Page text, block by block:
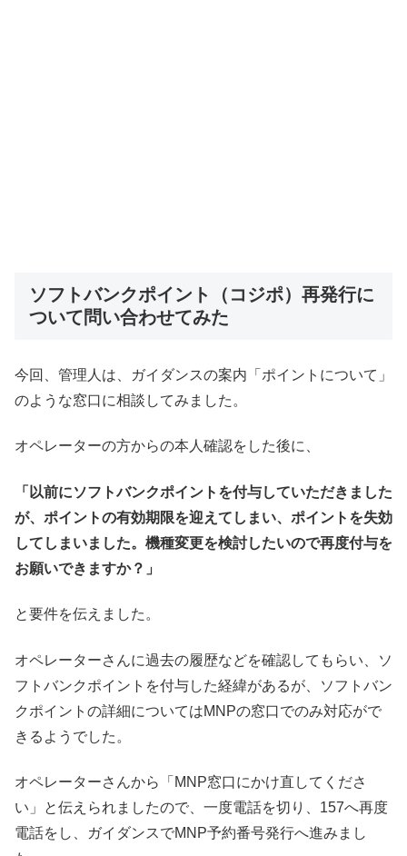
ソフトバンクポイント（コジポ）再発行に
ついて問い合わせてみた
今回、管理人は、ガイダンスの案内「ポイントについて」
のような窓口に相談してみました。
オペレーターの方からの本人確認をした後に、
「以前にソフトバンクポイントを付与していただきました
が、ポイントの有効期限を迎えてしまい、ポイントを失効
してしまいました。機種変更を検討したいので再度付与を
お願いできますか？」
と要件を伝えました。
オペレーターさんに過去の履歴などを確認してもらい、ソ
フトバンクポイントを付与した経緯があるが、ソフトバン
クポイントの詳細についてはMNPの窓口でのみ対応がで
きるようでした。
オペレーターさんから「MNP窓口にかけ直してくださ
い」と伝えられましたので、一度電話を切り、157へ再度
電話をし、ガイダンスでMNP予約番号発行へ進みまし